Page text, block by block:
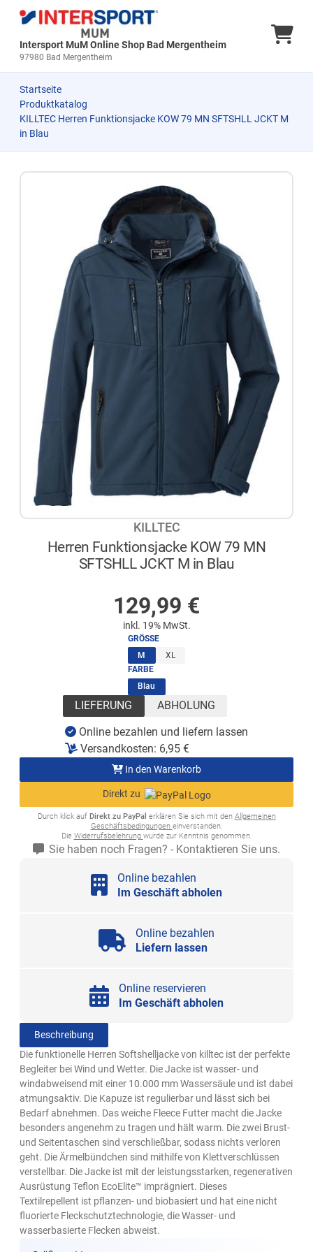
Intersport MuM Online Shop Bad Mergentheim
97980 Bad Mergentheim
Startseite
Produktkatalog
KILLTEC Herren Funktionsjacke KOW 79 MN SFTSHLL JCKT M
in Blau
KILLTEC
Herren Funktionsjacke KOW 79 MN
SFTSHLL JCKT M in Blau
129,99 €
inkl. 19% MwSt.
GRÖSSE
M (ausgewählt)
XL
FARBE
Blau
LIEFERUNG ABHOLUNG
Online bezahlen und liefern lassen
Versandkosten: 6,95 €
In den Warenkorb
Direkt zu
Durch klick auf Direkt zu PayPal erklären Sie sich mit den Allgemeinen
Geschäftsbedingungen einverstanden.
Die Widerrufsbelehrung wurde zur Kenntnis genommen.
Sie haben noch Fragen? - Kontaktieren Sie uns.
Online bezahlen
Im Geschäft abholen
Online bezahlen
Liefern lassen
Online reservieren
Im Geschäft abholen
Beschreibung
Die funktionelle Herren Softshelljacke von killtec ist der perfekte
Begleiter bei Wind und Wetter. Die Jacke ist wasser- und
windabweisend mit einer 10.000 mm Wassersäule und ist dabei
atmungsaktiv. Die Kapuze ist regulierbar und lässt sich bei
Bedarf abnehmen. Das weiche Fleece Futter macht die Jacke
besonders angenehm zu tragen und hält warm. Die zwei Brust-
und Seitentaschen sind verschließbar, sodass nichts verloren
geht. Die Ärmelbündchen sind mithilfe von Klettverschlüssen
verstellbar. Die Jacke ist mit der leistungsstarken, regenerativen
Ausrüstung Teflon EcoElite™ imprägniert. Dieses
Textilrepellent ist pflanzen- und biobasiert und hat eine nicht
fluorierte Fleckschutztechnologie, die Wasser- und
wasserbasierte Flecken abweist.